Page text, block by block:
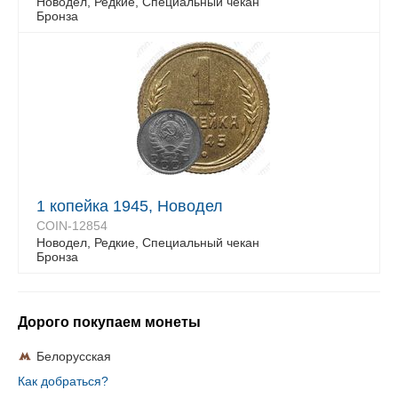
Бронза
1 копейка 1945, Новодел
COIN-12854
Новодел, Редкие, Специальный чекан
Бронза
Дорого покупаем монеты
Белорусская
Как добраться?